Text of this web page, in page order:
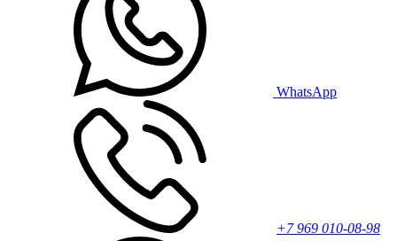
WhatsApp
+7 969 010-08-98